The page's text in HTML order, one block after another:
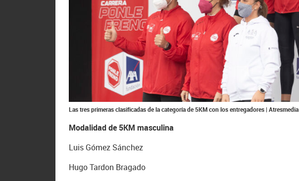
Las tres primeras clasificadas de la categoría de 5KM con los entregadores | Atresmedia
Modalidad de 5KM masculina
Luis Gómez Sánchez
Hugo Tardon Bragado